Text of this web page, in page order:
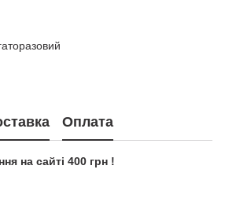
Оплата
на сайті 400 грн !